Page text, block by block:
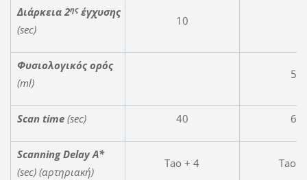
Διάρκεια2ηςέγχυσης
(sec)
10
Φυσιολογικός ορός
(ml)
50
Scan time (sec) 40 6,5
Scanning Delay A*
(sec) (αρτηριακή)
Tao + 4 Tao